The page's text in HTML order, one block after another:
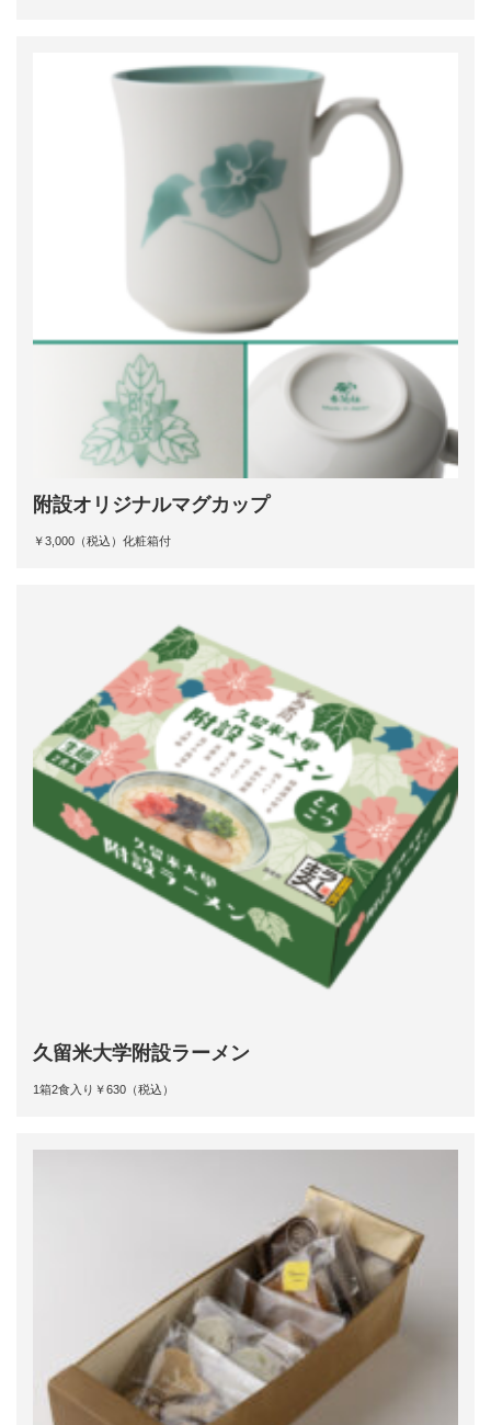
附設オリジナルマグカップ
￥3,000（税込）化粧箱付
久留米大学附設ラーメン
1箱2食入り￥630（税込）